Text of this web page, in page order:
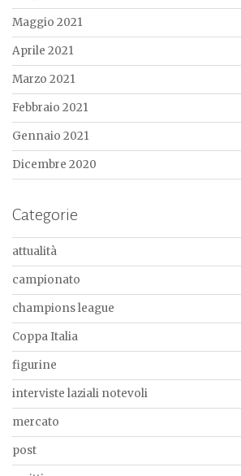
Maggio 2021
Aprile 2021
Marzo 2021
Febbraio 2021
Gennaio 2021
Dicembre 2020
Categorie
attualità
campionato
champions league
Coppa Italia
figurine
interviste laziali notevoli
mercato
post